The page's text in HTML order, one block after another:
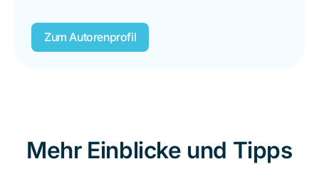
Zum Autorenprofil
Mehr Einblicke und Tipps